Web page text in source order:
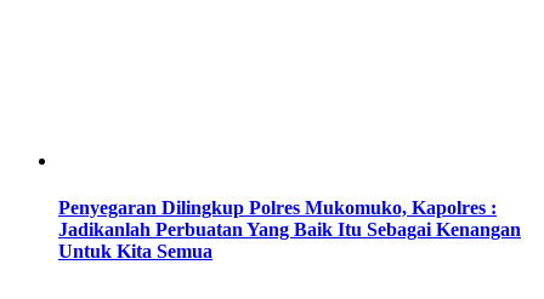
Penyegaran Dilingkup Polres Mukomuko, Kapolres :
Jadikanlah Perbuatan Yang Baik Itu Sebagai Kenangan
Untuk Kita Semua